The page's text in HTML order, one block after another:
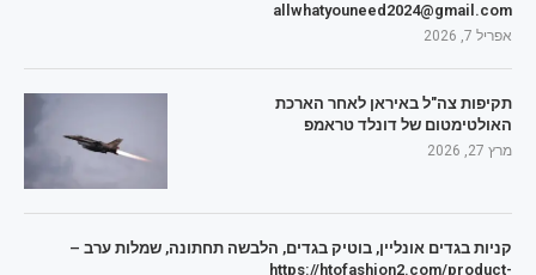
allwhatyouneed2024@gmail.com
אפריל 7, 2026
תקיפות צה"ל באיראן לאחר הארכת
האולטימטום של דונלד טראמפ
מרץ 27, 2026
קניות בגדים אונליין, בוטיק בגדים, הלבשה תחתונה, שמלות ערב –
https://htofashion2.com/product-